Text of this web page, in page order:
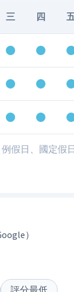
三 四
假日、國定假
）